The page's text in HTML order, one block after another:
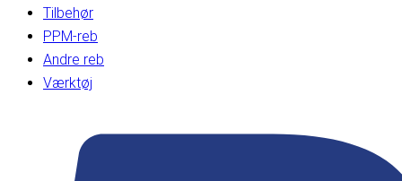
Tilbehør
PPM-reb
Andre reb
Værktøj